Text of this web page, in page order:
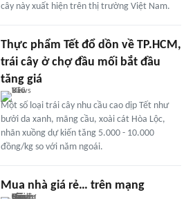
cây này xuất hiện trên thị trường Việt Nam.
Thực phẩm Tết đổ dồn về TP.HCM,
trái cây ở chợ đầu mối bắt đầu
tăng giá
Một số loại trái cây nhu cầu cao dịp Tết như
bưởi da xanh, mãng cầu, xoài cát Hòa Lộc,
nhãn xuồng dự kiến tăng 5.000 - 10.000
đồng/kg so với năm ngoái.
Mua nhà giá rẻ… trên mạng